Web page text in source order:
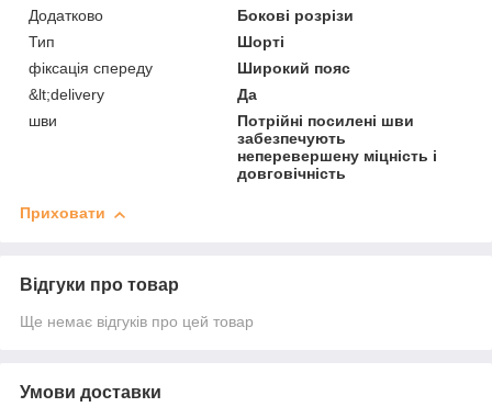
Додатково
Бокові розрізи
Тип
Шорті
фіксація спереду
Широкий пояс
&lt;delivery
Да
шви
Потрійні посилені шви
забезпечують
неперевершену міцність і
довговічність
Приховати
Відгуки про товар
Ще немає відгуків про цей товар
Умови доставки